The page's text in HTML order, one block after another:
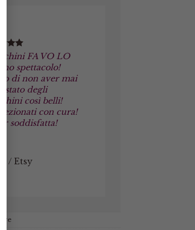
FA VO LO
spettacolo!
di non aver mai
degli
così belli!
con cura!
soddisfatta!
/ Etsy